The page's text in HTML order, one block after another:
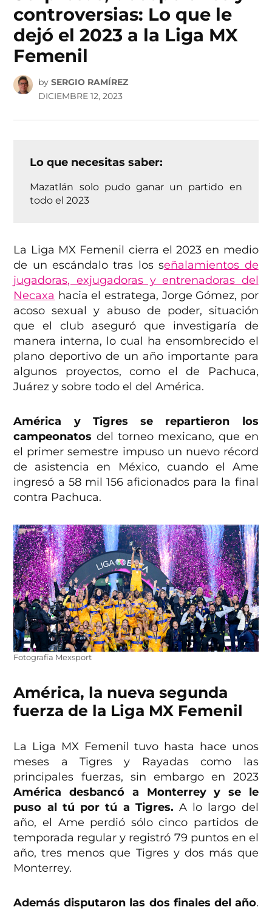
controversias: Lo que le
dejó el 2023 a la Liga MX
Femenil
by SERGIO RAMÍREZ
DICIEMBRE 12, 2023
Lo que necesitas saber:
Mazatlán solo pudo ganar un partido en
todo el 2023
La Liga MX Femenil cierra el 2023 en medio
de un escándalo tras los señalamientos de
jugadoras, exjugadoras y entrenadoras del
Necaxa hacia el estratega, Jorge Gómez, por
acoso sexual y abuso de poder, situación
que el club aseguró que investigaría de
manera interna, lo cual ha ensombrecido el
plano deportivo de un año importante para
algunos proyectos, como el de Pachuca,
Juárez y sobre todo el del América.
América y Tigres se repartieron los
campeonatos del torneo mexicano, que en
el primer semestre impuso un nuevo récord
de asistencia en México, cuando el Ame
ingresó a 58 mil 156 aficionados para la final
contra Pachuca.
Fotografía Mexsport
América, la nueva segunda
fuerza de la Liga MX Femenil
La Liga MX Femenil tuvo hasta hace unos
meses a Tigres y Rayadas como las
principales fuerzas, sin embargo en 2023
América desbancó a Monterrey y se le
puso al tú por tú a Tigres. A lo largo del
año, el Ame perdió sólo cinco partidos de
temporada regular y registró 79 puntos en el
año, tres menos que Tigres y dos más que
Monterrey.
Además disputaron las dos finales del año.